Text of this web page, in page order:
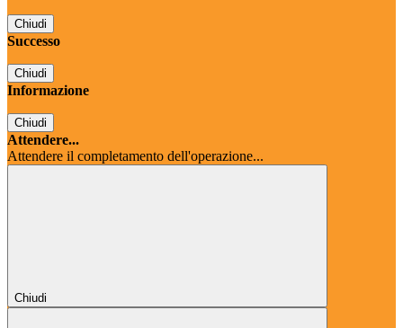
Chiudi
Successo
Chiudi
Informazione
Chiudi
Attendere...
Attendere il completamento dell'operazione...
Chiudi